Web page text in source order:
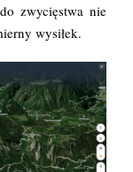
zwycięstwa nie
wysiłek.